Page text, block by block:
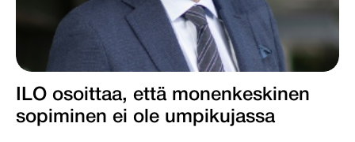
ILO osoittaa, että monenkeskinen
sopiminen ei ole umpikujassa